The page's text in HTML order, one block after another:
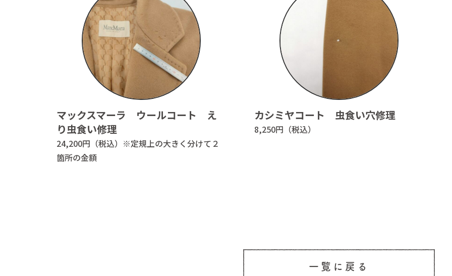
Instagram(日本語)
Instagram(English)
特定商取引法に基づく表示
プライバシーポリシー
マックスマーラ ウールコート え
り虫食い修理
24,200円（税込）※定規上の大きく分けて２
箇所の金額
カシミヤコート 虫食い穴修理
8,250円（税込）
一覧に戻る